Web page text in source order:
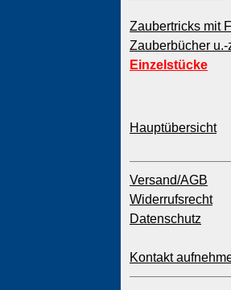
Zaubertricks mit
Zauberbücher
Einzelstücke
Hauptübersicht
Versand/AGB
Widerrufsrecht
Datenschutz
Kontakt